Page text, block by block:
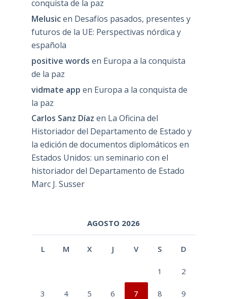
conquista de la paz
Melusicen Desafíos pasados, presentes y
futuros de la UE: Perspectivas nórdica y
española
positive words en Europa a la conquista
de la paz
vidmate app en Europa a la conquista de
la paz
Carlos Sanz Díaz en La Oficina del
Historiador del Departamento de Estado y
la edición de documentos diplomáticos en
Estados Unidos: un seminario con el
historiador del Departamento de Estado
Marc J. Susser
AGOSTO 2026
L M X J V S D
1 2
3 4 5 6 7 8 9